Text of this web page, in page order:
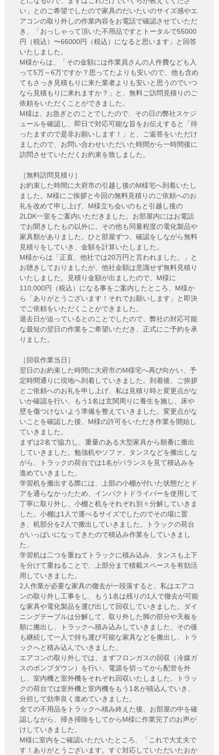
い」とのご希望でしたので家具のだいたいのサイズ感やエ
アコンの取り外しの作業内容をお電話で確認させていただ
き、「おっしゃって頂いた不用品ですとトータルで55000
円（税込）〜66000円（税込）になると思います」と回答
いたしました。
M様からは、「その金額には作業員さんの人件費なども入
って5万～6万ですか？思ってたよりも安いので、他も含め
てもさっき見積もりに来た業者よりも安いと思うのでいつ
なら見積もりに来れますか？」と、無料ご訪問見積りのご
依頼をいただくことができました。
M様は、お急ぎとのことでしたので、その日の弊社スケジ
ュールを確認し、即日で対応可能な旨をお伝えすると「待
ったますので是非お願いします！」と、ご返答をいただけ
ましたので、お問い合わせいただいた時間から一時間後に
訪問させていただくお約束を致しました。
［無料訪問見積り］
お約束した時間に大府市の引越し後のM様宅へ到着いたし
ました。M様にご挨拶と今回の無料見積りのご依頼へのお
礼を改めて申し上げ、M様立ち会いのもと引越し後の
2LDK一室をご案内いただきました。お部屋内にはお電話
でお聞きしたもの以外に、その他も同量程度の電化製品や
家具類がありました。ひと部屋ずつ、確認をしながら無料
見積りをしていき、金額を計算いたしました。
M様からは「正直、他社では20万円と言われました。」と
お聴きしておりましたが、他社金額は意識せず無料見積り
いたしました。見積り金額が出ましたので、M様に
110,000円（税込）になる事をご案内したところ、M様か
ら「ありがとうございます！それでお願いします」と即決
でご依頼をいただくことができました。
退去日が迫っているとのことでしたので、弊社の対応可能
な最短の翌日の作業をご希望いただき、正式にご予約を承
りました。
［回収作業当日］
翌日のお約束した時間に大府市のM様宅へ再び向かい、予
定時間通りに現地へ到着していきました。到着後、ご挨拶
とご依頼へのお礼を申し上げ、私は見積り時と変更点がな
いか確認を行い、もう1名は玄関周りに養生を施し、床や
壁を傷つけないよう準備を整えていきました。変更点がな
いことを確認した後、M様の許可をいただき作業を開始し
ていきました。
まずは2名で協力し、重量のある大型家具から順番に搬出
していきました。勉強机やソファ、タンスなどを搬出しな
がら、トラックの荷台では1名がバランスを見て積込みを
進めていきました。
学習机を搬出する際には、上部の小棚が付いた状態だとド
アを通らなかったため、インパクトドライバーを使用して
丁寧に取り外し、小棚と机をそれぞれ別々分解していきま
した。小棚は1人で運べるサイズでしたのでその場に置
き、机部分を2人で搬出していきました。トラックの荷台
がいっぱいになってきたので積込み作業をしていきまし
た。
学習机は二つを重ねてトラックに積み込み、タンスも上下
を分けて重ねることで、上部分まで積載スペースを有効活
用していきました。
2人作業が必要な家具の撤去が一段落すると、私はエアコ
ンの取り外し工事をし、もう1名は残りの1人で撤去が可能
な家具や電化製品を運び出して回収していきました。ダイ
ニングテーブルは分解して、取り外した脚の部分や天板を
順に搬出し、トラックへ積み込みしていきました。その後
も継続して一人で持ち運び可能な家具などを搬出し、トラ
ックへと積み込んでいきました。
エアコンの取り外しでは、まずフロンガスの回収（冷媒ガ
スのポンプダウン）を行い、電源を切ってから配管を外
し、室内機と室外機をそれぞれ回収いたしました。トラッ
クの荷台では室外機と室内機をもう1名が積込んでいき、
分担して効率良く進めていきました。
全ての不用品をトラックへ積み終えた後、お部屋の中を確
認しながら、掃き掃除をしてからM様に作業完了のお声が
けしていきました。
M様に室内をご確認いただいたところ、「これで大丈夫で
す！ありがとうございます。すぐ対応していただいたおか